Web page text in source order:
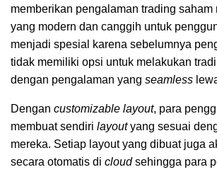
memberikan pengalaman trading saham
yang modern dan canggih untuk
menjadi spesial karena sebelumnya
tidak memiliki opsi untuk melakukan
dengan pengalaman yang seamless
Dengan customizable layout, para
membuat sendiri layoutyang sesuai
mereka. Setiap layout yang dibuat juga
secara otomatis di cloudsehingga para